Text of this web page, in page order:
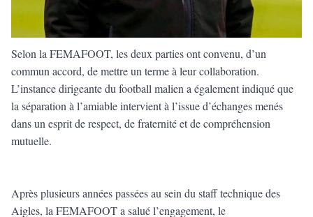
Selon la FEMAFOOT, les deux parties ont convenu, d’un
commun accord, de mettre un terme à leur collaboration.
L’instance dirigeante du football malien a également indiqué que
la séparation à l’amiable intervient à l’issue d’échanges menés
dans un esprit de respect, de fraternité et de compréhension
mutuelle.
Après plusieurs années passées au sein du staff technique des
Aigles, la FEMAFOOT a salué l’engagement, le